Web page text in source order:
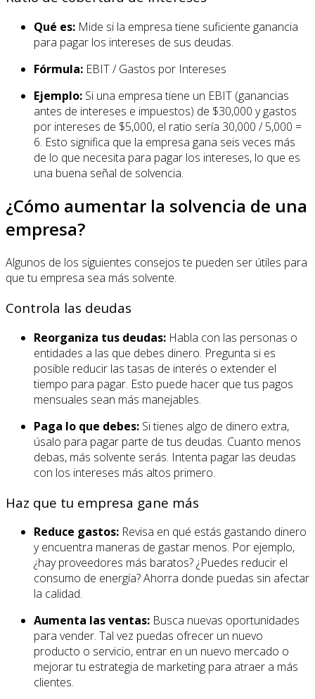
Qué es: Mide si la empresa tiene suficiente ganancia
para pagar los intereses de sus deudas.
Fórmula: EBIT / Gastos por Intereses
Ejemplo: Si una empresa tiene un EBIT (ganancias
antes de intereses e impuestos) de $30,000 y gastos
por intereses de $5,000, el ratio sería 30,000 / 5,000 =
6. Esto significa que la empresa gana seis veces más
de lo que necesita para pagar los intereses, lo que es
una buena señal de solvencia.
¿Cómo aumentar la solvencia de una
empresa?
Algunos de los siguientes consejos te pueden ser útiles para
que tu empresa sea más solvente.
Controla las deudas
Reorganiza tus deudas: Habla con las personas o
entidades a las que debes dinero. Pregunta si es
posible reducir las tasas de interés o extender el
tiempo para pagar. Esto puede hacer que tus pagos
mensuales sean más manejables.
Paga lo que debes: Si tienes algo de dinero extra,
úsalo para pagar parte de tus deudas. Cuanto menos
debas, más solvente serás. Intenta pagar las deudas
con los intereses más altos primero.
Haz que tu empresa gane más
Reduce gastos: Revisa en qué estás gastando dinero
y encuentra maneras de gastar menos. Por ejemplo,
¿hay proveedores más baratos? ¿Puedes reducir el
consumo de energía? Ahorra donde puedas sin afectar
la calidad.
Aumenta las ventas: Busca nuevas oportunidades
para vender. Tal vez puedas ofrecer un nuevo
producto o servicio, entrar en un nuevo mercado o
mejorar tu estrategia de marketing para atraer a más
clientes.